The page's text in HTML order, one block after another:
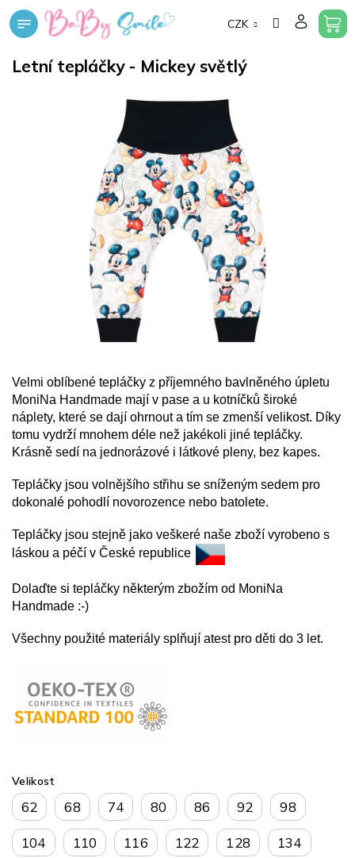
Přejít
na
CZK
Letní tepláčky - Mickey světlý
Velikost
62 68 74 80 86 92 98
104 110 116 122 128 134
Velmi oblíbené tepláčky z příjemného bavlněného úpletu
MoniNa Handmade mají v pase a u kotníčků široké
náplety, které se dají ohrnout a tím se zmenší velikost. Díky
tomu vydrží mnohem déle než jakékoli jiné tepláčky.
Krásně sedí na jednorázové i látkové pleny, bez kapes.
Tepláčky jsou volnějšího střihu se sníženým sedem pro
dokonalé pohodlí novorozence nebo batolete.
Tepláčky jsou stejně jako veškeré naše zboží vyrobeno s
láskou a péčí v České republice
Dolaďte si tepláčky některým zbožím od MoniNa
Handmade :-)
Všechny použité materiály splňují atest pro děti do 3 let.